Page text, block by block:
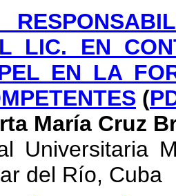
LIC. EN
EN LA
(
María Cruz
Universitaria
del Río, Cuba